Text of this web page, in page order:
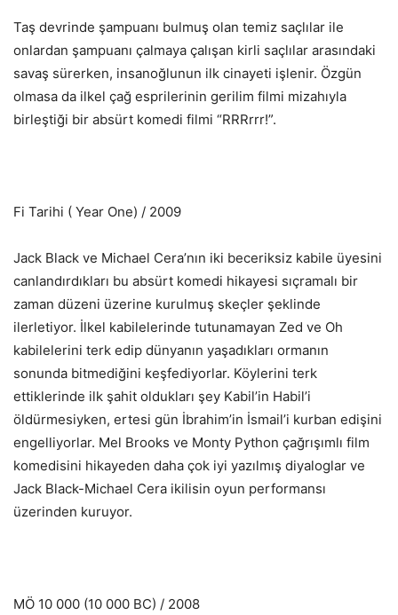
Taş devrinde şampuanı bulmuş olan temiz saçlılar ile
onlardan şampuanı çalmaya çalışan kirli saçlılar arasındaki
savaş sürerken, insanoğlunun ilk cinayeti işlenir. Özgün
olmasa da ilkel çağ esprilerinin gerilim filmi mizahıyla
birleştiği bir absürt komedi filmi “RRRrrr!”.
Fi Tarihi ( Year One) / 2009
Jack Black ve Michael Cera’nın iki beceriksiz kabile üyesini
canlandırdıkları bu absürt komedi hikayesi sıçramalı bir
zaman düzeni üzerine kurulmuş skeçler şeklinde
ilerletiyor. İlkel kabilelerinde tutunamayan Zed ve Oh
kabilelerini terk edip dünyanın yaşadıkları ormanın
sonunda bitmediğini keşfediyorlar. Köylerini terk
ettiklerinde ilk şahit oldukları şey Kabil’in Habil’i
öldürmesiyken, ertesi gün İbrahim’in İsmail’i kurban edişini
engelliyorlar. Mel Brooks ve Monty Python çağrışımlı film
komedisini hikayeden daha çok iyi yazılmış diyaloglar ve
Jack Black-Michael Cera ikilisin oyun performansı
üzerinden kuruyor.
MÖ 10 000 (10 000 BC) / 2008